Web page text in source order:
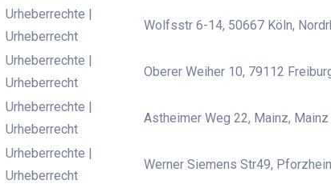
Urheberrechte |
Urheberrecht
Wolfsstr 6-14, 50667 Köln,
Urheberrechte |
Urheberrecht
Oberer Weiher 10, 79112
Urheberrechte |
Urheberrecht
Astheimer Weg 22, Mainz, Mainz
Urheberrechte |
Urheberrecht
Werner Siemens Str49,